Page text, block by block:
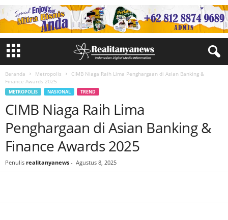
Beranda Metropolis
CIMB Niaga Raih Lima Penghargaan di Asian Banking &
Finance Awards 2025
METROPOLIS NASIONAL TREND
CIMB Niaga Raih Lima
Penghargaan di Asian Banking &
Finance Awards 2025
Penulis realitanyanews - Agustus 8, 2025